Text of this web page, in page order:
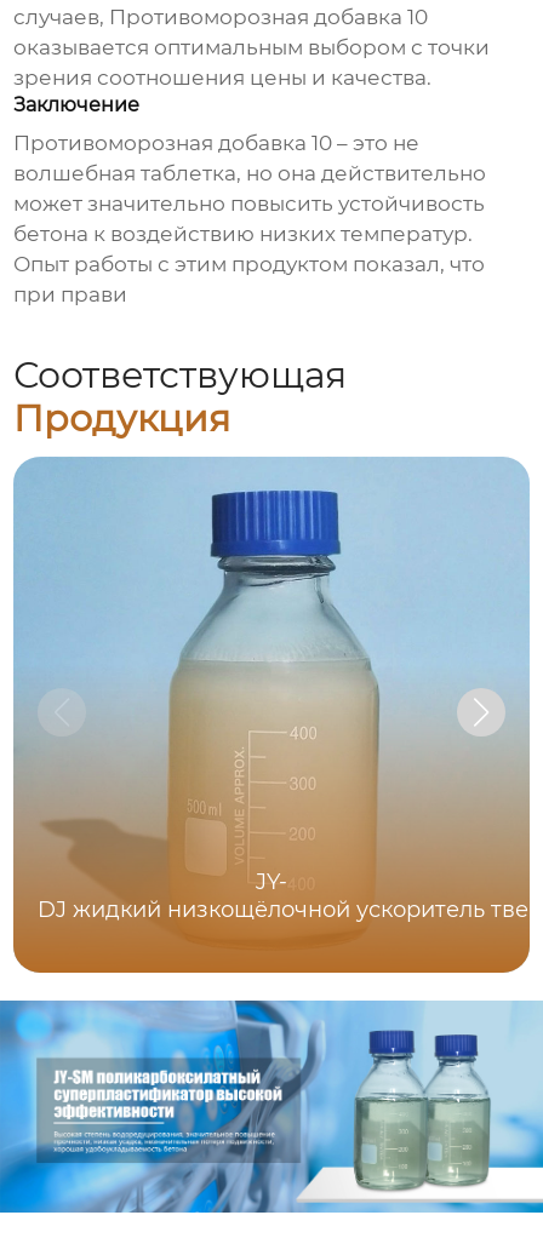
случаев, Противоморозная добавка 10
оказывается оптимальным выбором с точки
зрения соотношения цены и качества.
Заключение
Противоморозная добавка 10 – это не
волшебная таблетка, но она действительно
может значительно повысить устойчивость
бетона к воздействию низких температур.
Опыт работы с этим продуктом показал, что
при прави
Соответствующая
Продукция
JY-
DJ жидкий низкощёлочной ускоритель